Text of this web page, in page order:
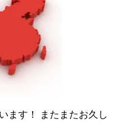
ます！ またまたお久し